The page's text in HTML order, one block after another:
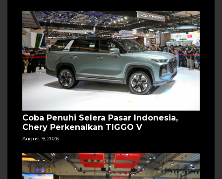
Coba Penuhi Selera Pasar Indonesia,
Chery Perkenalkan TIGGO V
August 9, 2026